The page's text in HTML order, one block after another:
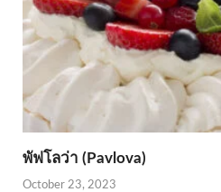
พัฟโลว่า (Pavlova)
October 23, 2023